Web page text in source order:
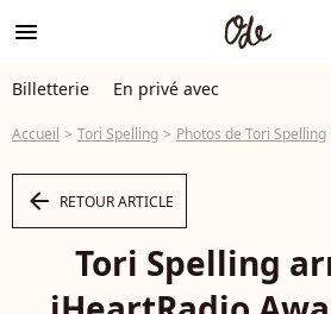
menu
Billetterie En privé avec
Accueil Tori Spelling Photos de Tori Spelling
arrow_left RETOUR ARTICLE
Tori Spelling